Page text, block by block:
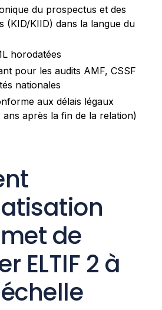
du prospectus et des
(KID/KIID) dans la langue du
horodatées
pour les audits AMF, CSSF
nationales
aux délais légaux
ans après la fin de la relation)
de
ELTIF 2 à